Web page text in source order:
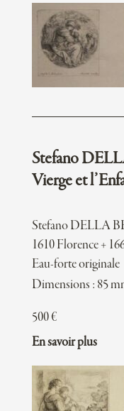
Stefano
Vierge et
Stefano DELLA
1610 Florence +
Eau-forte originale
Dimensions : 85
500€
En savoir plus